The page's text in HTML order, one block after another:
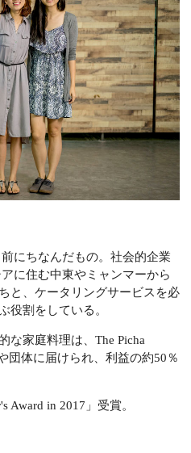
前にちなんだもの。社会的企業
に住む中東やミャンマーから
と、ケータリングサービスを必
役割をしている。
な家庭料理は、The Picha
団体に届けられ、利益の約50％
Award in 2017」受賞。